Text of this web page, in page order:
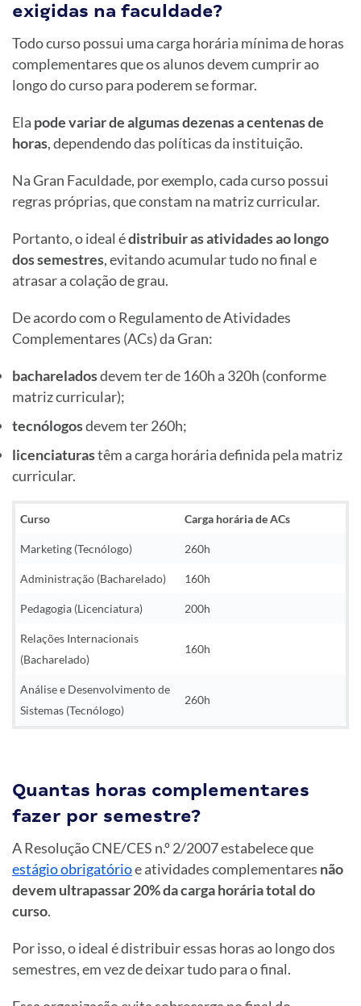
exigidas na faculdade?
Todo curso possui uma carga horária mínima de horas
complementares que os alunos devem cumprir ao
longo do curso para poderem se formar.
Ela pode variar de algumas dezenas a centenas de
horas, dependendo das políticas da instituição.
Na Gran Faculdade, por exemplo, cada curso possui
regras próprias, que constam na matriz curricular.
Portanto, o ideal édistribuir as atividades ao longo
dos semestres, evitando acumular tudo no final e
atrasar a colação de grau.
De acordo com o Regulamento de Atividades
Complementares (ACs) da Gran:
bachareladosdevem ter de 160h a 320h (conforme
matriz curricular);
tecnólogosdevem ter 260h;
licenciaturastêm a carga horária definida pela matriz
curricular.
Curso Carga horária de ACs
Marketing (Tecnólogo) 260h
Administração (Bacharelado) 160h
Pedagogia (Licenciatura) 200h
Relações Internacionais
(Bacharelado)
160h
Análise e Desenvolvimento de
Sistemas (Tecnólogo)
260h
Quantas horas complementares
fazer por semestre?
A Resolução CNE/CES n.º 2/2007 estabelece que
estágio obrigatórioe atividades complementares não
devem ultrapassar 20% da carga horária total do
curso.
Por isso, o ideal é distribuir essas horas ao longo dos
semestres, em vez de deixar tudo para o final.